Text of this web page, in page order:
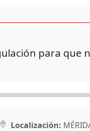
para que
Localización: